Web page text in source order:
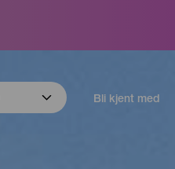
Bli kjent med